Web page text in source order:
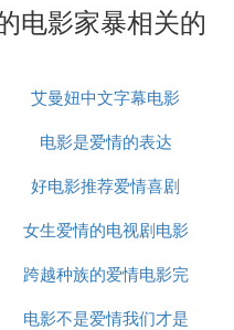
电影家暴相关的
艾曼妞中文字幕电影
电影是爱情的表达
好电影推荐爱情喜剧
女生爱情的电视剧电影
大全
跨越种族的爱情电影完
整版
电影不是爱情我们才是